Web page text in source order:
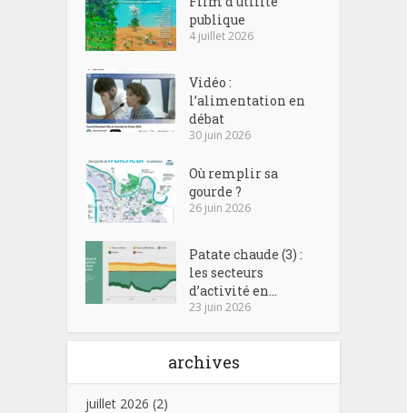
publique
4 juillet 2026
Vidéo :
l’alimentation en
débat
30 juin 2026
Où remplir sa
gourde ?
26 juin 2026
Patate chaude (3) :
les secteurs
d’activité en...
23 juin 2026
archives
juillet 2026 (2)